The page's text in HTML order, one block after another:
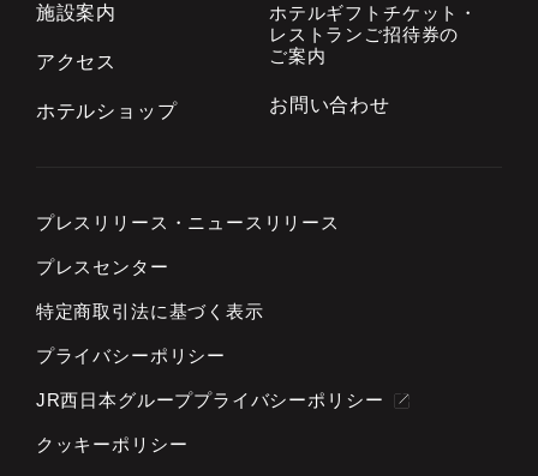
施設案内
アクセス
ホテルショップ
ホテルギフトチケット・
レストランご招待券の
ご案内
お問い合わせ
プレスリリース・ ニュースリリース
プレスセンター
特定商取引法に基づく表示
プライバシーポリシー
JR西日本グループプライバシーポリシー
クッキーポリシー